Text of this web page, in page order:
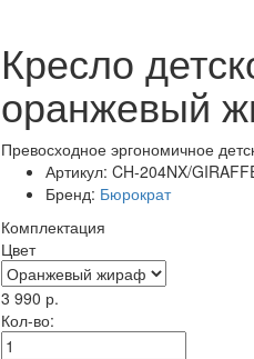
Кресло
оранжевый
Превосходное эргономичное
Артикул: CH-204NX/
Бренд: Бюрократ
Комплектация
Цвет
3 990 р.
Кол-во: